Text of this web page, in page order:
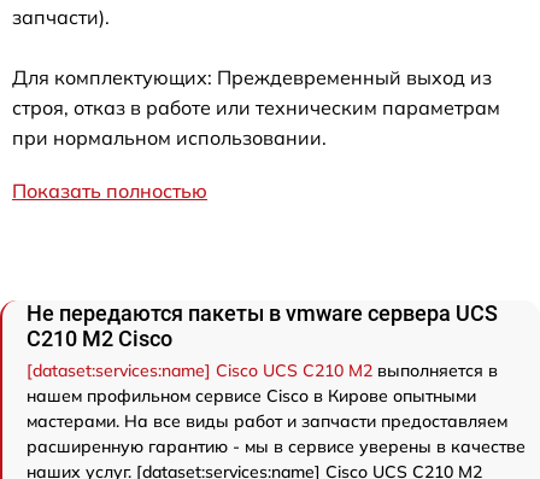
запчасти).
Для комплектующих: Преждевременный выход из
строя, отказ в работе или техническим параметрам
при нормальном использовании.
Показать полностью
Не передаются пакеты в vmware сервера UCS
C210 M2 Cisco
[dataset:services:name] Cisco UCS C210 M2 выполняется в
нашем профильном сервисе Cisco в Кирове опытными
мастерами. На все виды работ и запчасти предоставляем
расширенную гарантию - мы в сервисе уверены в качестве
наших услуг. [dataset:services:name] Cisco UCS C210 M2